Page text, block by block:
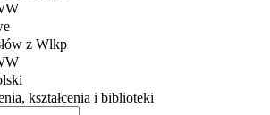
z Wlkp
kształcenia i biblioteki